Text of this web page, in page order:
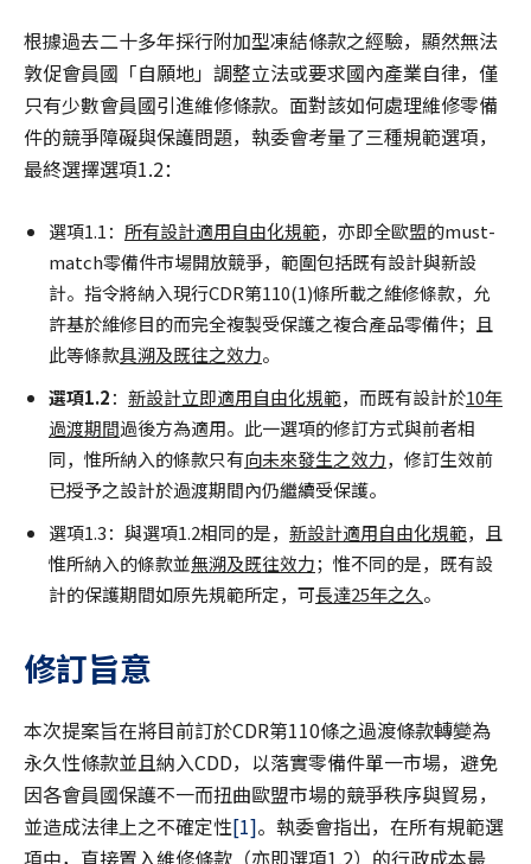
根據過去二十多年採行附加型凍結條款之經驗，顯然無法
敦促會員國「自願地」調整立法或要求國內產業自律，僅
只有少數會員國引進維修條款。面對該如何處理維修零備
件的競爭障礙與保護問題，執委會考量了三種規範選項，
最終選擇選項1.2：
選項1.1： 所有設計適用自由化規範，亦即全歐盟的must-
match零備件市場開放競爭，範圍包括既有設計與新設
計。指令將納入現行CDR第110(1)條所載之維修條款，允
許基於維修目的而完全複製受保護之複合產品零備件；且
此等條款具溯及既往之效力。
選項1.2： 新設計立即適用自由化規範，而既有設計於10年
過渡期間過後方為適用。此一選項的修訂方式與前者相
同，惟所納入的條款只有向未來發生之效力，修訂生效前
已授予之設計於過渡期間內仍繼續受保護。
選項1.3：與選項1.2相同的是， 新設計適用自由化規範，且
惟所納入的條款並無溯及既往效力；惟不同的是，既有設
計的保護期間如原先規範所定，可長達25年之久。
修訂旨意
本次提案旨在將目前訂於CDR第110條之過渡條款轉變為
永久性條款並且納入CDD，以落實零備件單一市場，避免
因各會員國保護不一而扭曲歐盟市場的競爭秩序與貿易，
並造成法律上之不確定性[1]。執委會指出，在所有規範選
項中，直接置入維修條款（亦即選項1.2）的行政成本最